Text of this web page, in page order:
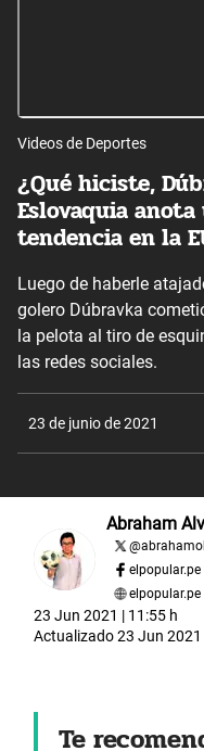
Videos de Deportes
¿Qué hiciste,
Eslovaquia
tendencia en la
Luego de haberle
golero Dúbravka
la pelota al tiro de
las redes sociales.
23 de junio de 2021
Abraham
@
elpopular.pe
elpopular.pe
23 Jun 2021 | 11:55 h
Actualizado23 Jun 2021
Te